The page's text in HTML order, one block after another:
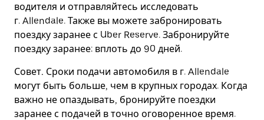
водителя и отправляйтесь исследовать
г. Allendale. Также вы можете забронировать
поездку заранее с Uber Reserve. Забронируйте
поездку заранее: вплоть до 90 дней.
Совет. Сроки подачи автомобиля в г. Allendale
могут быть больше, чем в крупных городах. Когда
важно не опаздывать, бронируйте поездки
заранее с подачей в точно оговоренное время.